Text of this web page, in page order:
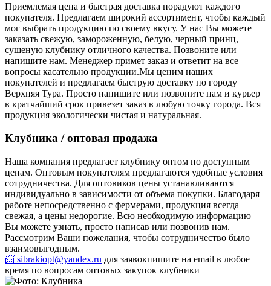
Приемлемая цена и быстрая доставка порадуют каждого
покупателя. Предлагаем широкий ассортимент, чтобы каждый
мог выбрать продукцию по своему вкусу. У нас Вы можете
заказать свежую, замороженную, белую, черный принц,
сушеную клубнику отличного качества. Позвоните или
напишите нам. Менеджер примет заказ и ответит на все
вопросы касательно продукции.Мы ценим наших
покупателей и предлагаем быструю доставку по городу
Верхняя Тура. Просто напишите или позвоните нам и курьер
в кратчайший срок привезет заказ в любую точку города. Вся
продукция экологически чистая и натуральная.
Клубника / оптовая продажа
Наша компания предлагает клубнику оптом по доступным
ценам. Оптовым покупателям предлагаются удобные условия
сотрудничества. Для оптовиков цены устанавливаются
индивидуально в зависимости от объема покупки. Благодаря
работе непосредственно с фермерами, продукция всегда
свежая, а цены недорогие. Всю необходимую информацию
Вы можете узнать, просто написав или позвонив нам.
Рассмотрим Ваши пожелания, чтобы сотрудничество было
взаимовыгодным.
📨 sibrakiopt@yandex.ru для заявокпишите на email в любое
время по вопросам оптовых закупок клубники